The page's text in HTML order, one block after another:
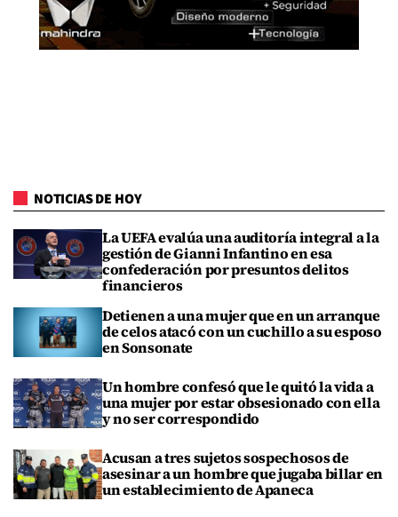
NOTICIAS DE HOY
La UEFA evalúa una auditoría integral a la
gestión de Gianni Infantino en esa
confederación por presuntos delitos
financieros
Detienen a una mujer que en un arranque
de celos atacó con un cuchillo a su esposo
en Sonsonate
Un hombre confesó que le quitó la vida a
una mujer por estar obsesionado con ella
y no ser correspondido
Acusan a tres sujetos sospechosos de
asesinar a un hombre que jugaba billar en
un establecimiento de Apaneca